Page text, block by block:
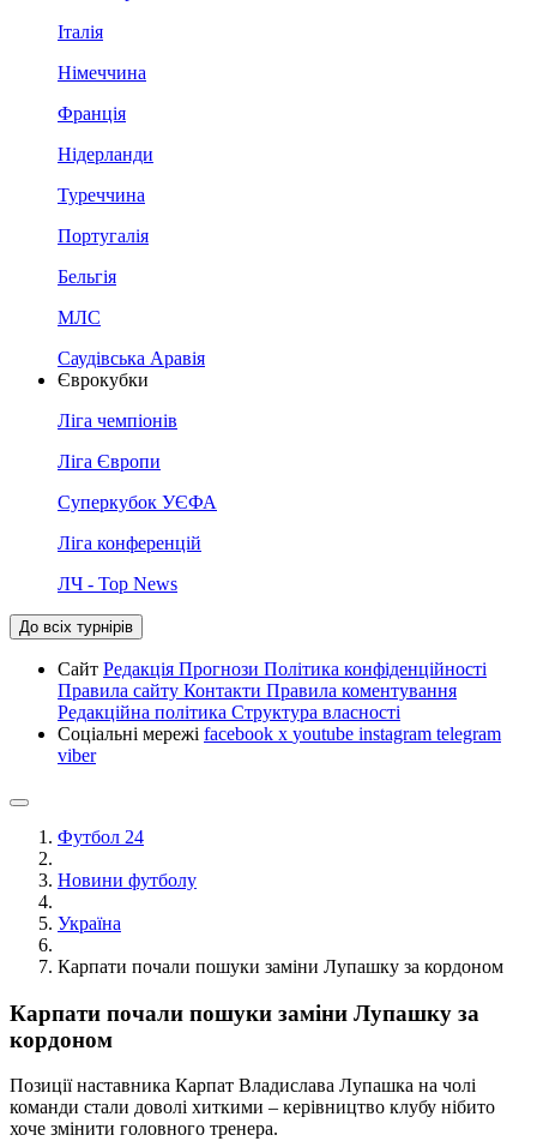
Італія
Німеччина
Франція
Нідерланди
Туреччина
Португалія
Бельгія
МЛС
Саудівська Аравія
Єврокубки
Ліга чемпіонів
Ліга Європи
Суперкубок УЄФА
Ліга конференцій
ЛЧ - Top News
До всіх турнірів
Сайт Редакція Прогнози Політика конфіденційності
Правила сайту Контакти Правила коментування
Редакційна політика Структура власності
Соціальні мережі facebook x youtube instagram telegram
viber
Футбол 24
Новини футболу
Україна
Карпати почали пошуки заміни Лупашку за кордоном
Карпати почали пошуки заміни Лупашку за
кордоном
Позиції наставника Карпат Владислава Лупашка на чолі
команди стали доволі хиткими – керівництво клубу нібито
хоче змінити головного тренера.